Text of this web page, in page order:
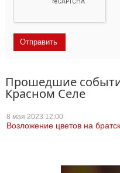
Прошедшие
Красном Селе
8 мая 2023 12:00
Возложение цветов на